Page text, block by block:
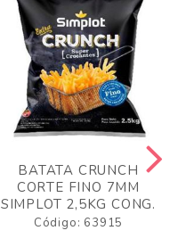
BATATA CRUNCH
CORTE FINO 7MM
SIMPLOT 2,5KG CONG.
Código: 63915